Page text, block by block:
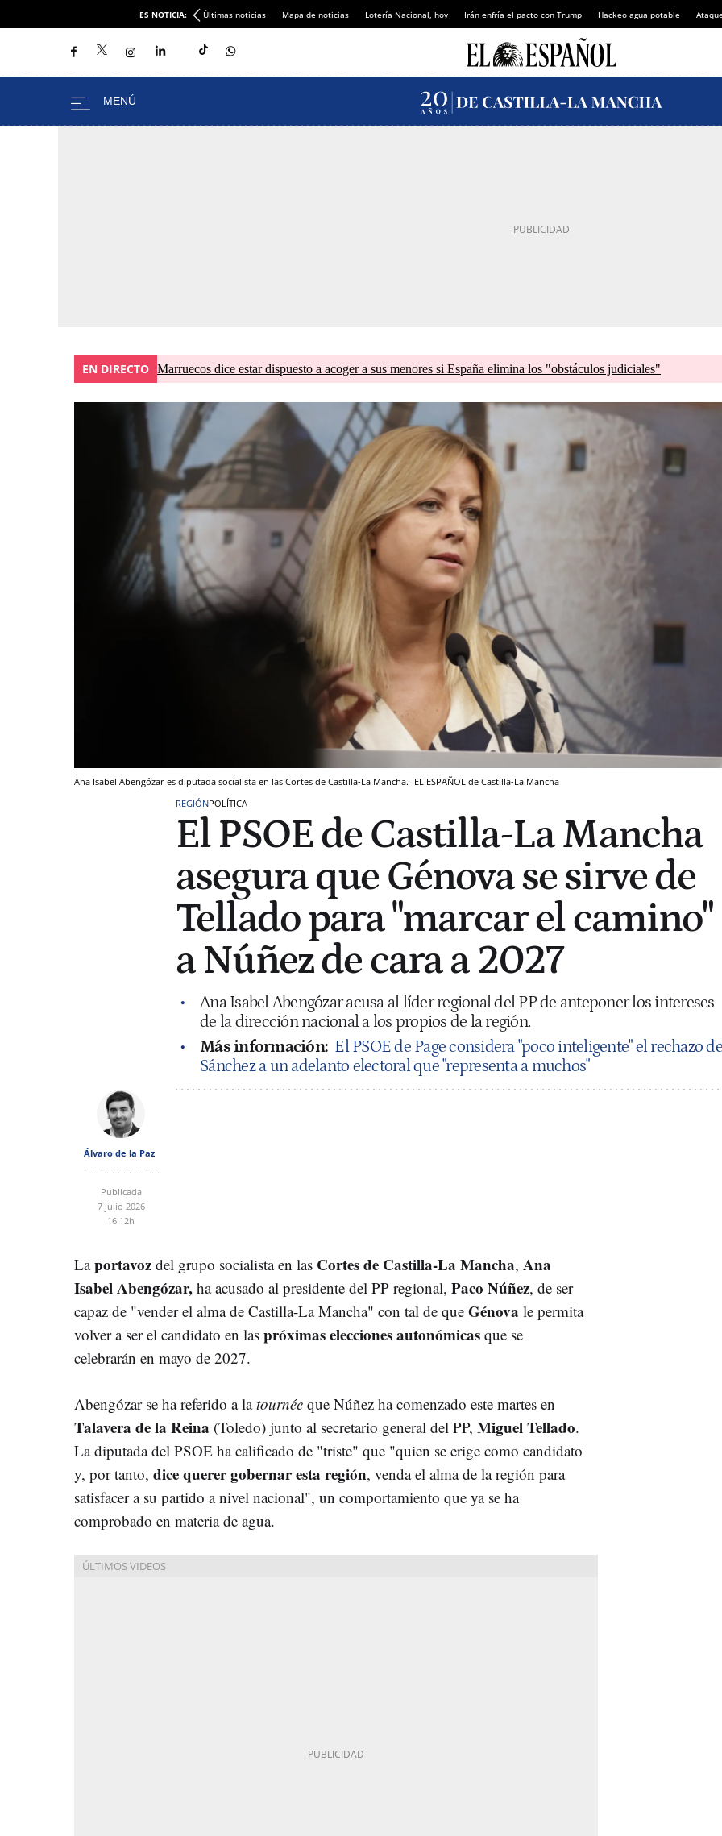
ES NOTICIA: Últimas noticias Mapa de noticias Lotería Nacional, hoy Irán enfría el pacto con Trump Hackeo agua potable
EN DIRECTO Marruecos dice estar dispuesto a acoger a sus menores si España elimina los "obstáculos judiciales"
Ana Isabel Abengózar es diputada socialista en las Cortes de Castilla-La Mancha. EL ESPAÑOL de Castilla-La Mancha
REGIÓNPOLÍTICA
El PSOE de Castilla-La Mancha
asegura que Génova se sirve de
Tellado para "marcar el camino"
a Núñez de cara a 2027
Ana Isabel Abengózar acusa al líder regional del PP de anteponer los intereses
de la dirección nacional a los propios de la región.
Más información: El PSOE de Page considera "poco inteligente" el rechazo de
Sánchez a un adelanto electoral que "representa a muchos"
Álvaro de la Paz
Publicada
7 julio 2026
16:12h
Laportavoz del grupo socialista en las Cortes de Castilla-La Mancha, Ana
Isabel Abengózar, ha acusado al presidente del PP regional, Paco Núñez, de ser
capaz de "vender el alma de Castilla-La Mancha" con tal de que Génova le permita
volver a ser el candidato en las próximas elecciones autonómicas que se
celebrarán en mayo de 2027.
Abengózar se ha referido a latournée que Núñez ha comenzado este martes en
Talavera de la Reina (Toledo) junto al secretario general del PP, Miguel Tellado.
La diputada del PSOE ha calificado de "triste" que "quien se erige como candidato
y, por tanto, dice querer gobernar esta región, venda el alma de la región para
satisfacer a su partido a nivel nacional", un comportamiento que ya se ha
comprobado en materia de agua.